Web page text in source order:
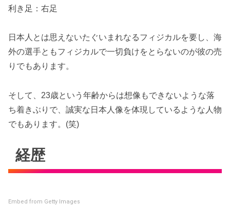
利き足：右足
日本人とは思えないたぐいまれなるフィジカルを要し、海
外の選手ともフィジカルで一切負けをとらないのが彼の売
りでもあります。
そして、23歳という年齢からは想像もできないような落
ち着きぶりで、誠実な日本人像を体現しているような人物
でもあります。(笑)
経歴
Embed from Getty Images